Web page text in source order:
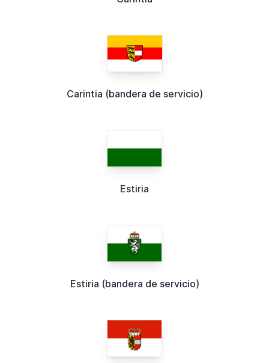
Carintia (bandera de servicio)
Estiria
Estiria (bandera de servicio)